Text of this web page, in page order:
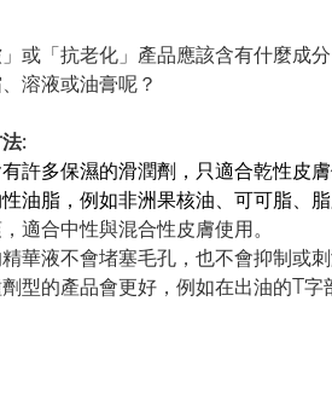
或「抗老化」產品應該含有什麼成
溶液或油膏呢？
:
許多保濕的滑潤劑，只適合乾性皮
油脂，例如非洲果核油、可可脂、脂
適合中性與混合性皮膚使用。
華液不會堵塞毛孔，也不會抑制或
型的產品會更好，例如在出油的T